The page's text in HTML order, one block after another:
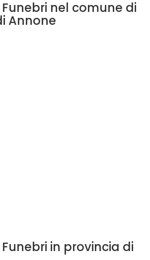
nel comune di
Annone
in provincia di